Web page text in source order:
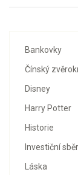
Bankovky
Čínský
Disney
Harry Potter
Historie
Investiční
Láska